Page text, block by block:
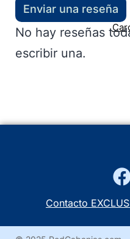
Enviar una reseña
No hay reseñas
escribir una.
Contacto